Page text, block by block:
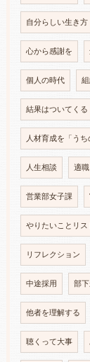
自分らしい生き方
心から感謝を
個人の時代
結果はついてくる
人材育成を「う
人生相談 適職
営業部女子課
やりたいことリス
リフレクション
中途採用 部
他者を理解する
聴くって大事